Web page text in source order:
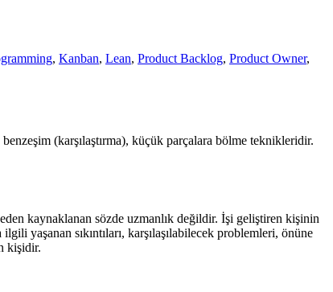
, Kanban, Lean, Product Backlog, Product Owner,
(karşılaştırma), küçük parçalara bölme teknikleridir.
kaynaklanan sözde uzmanlık değildir. İşi geliştiren kişinin
yaşanan sıkıntıları, karşılaşılabilecek problemleri, önüne
kişidir.